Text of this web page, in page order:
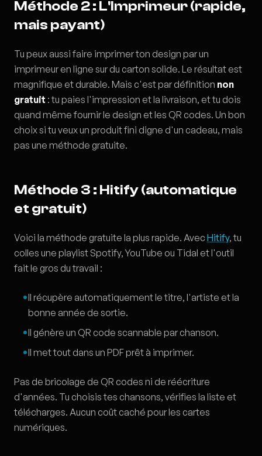
Méthode 2 : L'Imprimeur (rapide,
mais payant)
Tu peux aussi faire imprimer ton design par un
imprimeur en ligne sur du carton solide. Le résultat est
magnifique et durable. Mais c'est par définition non
gratuit : tu paies l'impression et la livraison, et tu dois
quand même fournir le design et les QR codes. Un bon
choix si tu veux un produit fini digne d'un cadeau, mais
pas une méthode gratuite.
Méthode 3 : Hitify (automatique
et gratuit)
Voici la méthode gratuite la plus rapide. Avec Hitify, tu
colles une playlist Spotify, YouTube ou Tidal et l'outil
fait le gros du travail :
Il récupère automatiquement le titre, l'artiste et la
bonne année de sortie.
Il génère un QR code scannable par chanson.
Il met tout dans un PDF prêt à imprimer.
Pas de bricolage de QR codes ni de réécriture
d'années. Tu choisis tes chansons, vérifies la liste et
télécharges. Aucun coût caché pour les cartes
numériques.